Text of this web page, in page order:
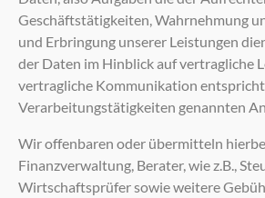
Geschäftstätigkeiten, Wahrnehmung
und Erbringung unserer Leistungen
der Daten im Hinblick auf vertragliche
vertragliche Kommunikation entspricht
Verarbeitungstätigkeiten genannten
Wir offenbaren oder übermitteln
Finanzverwaltung, Berater, wie z.B.,
Wirtschaftsprüfer sowie weitere